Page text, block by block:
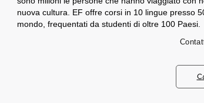
nuova cultura. EF offre corsi in 10 lingue presso
mondo, frequentati da studenti di oltre 100 Paesi.